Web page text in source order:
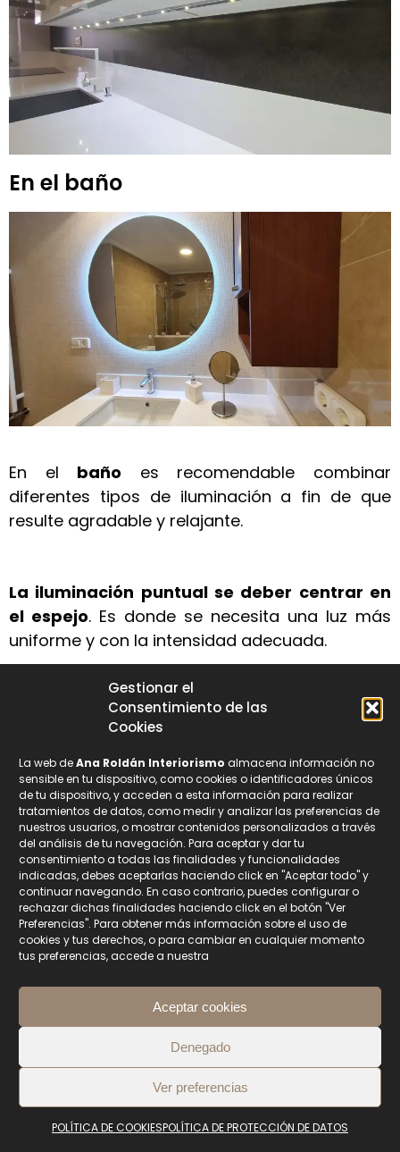
Gestionar el
Consentimiento de las
Cookies
La web deAna Roldán Interiorismo almacena información no
sensible en tu dispositivo, como cookies o identificadores únicos
de tu dispositivo, y acceden a esta información para realizar
tratamientos de datos, como medir y analizar las preferencias de
nuestros usuarios, o mostrar contenidos personalizados a través
del análisis de tu navegación. Para aceptar y dar tu
consentimiento a todas las finalidades y funcionalidades
indicadas, debes aceptarlas haciendo click en "Aceptar todo" y
continuar navegando. En caso contrario, puedes configurar o
rechazar dichas finalidades haciendo click en el botón "Ver
Preferencias". Para obtener más información sobre el uso de
cookies y tus derechos, o para cambiar en cualquier momento
tus preferencias, accede a nuestra
Aceptar cookies
Denegado
Ver preferencias
POLÍTICA DE COOKIESPOLÍTICA DE PROTECCIÓN DE DATOS
En el baño
En el baño es recomendable combinar
diferentes tipos de iluminación a fin de que
resulte agradable y relajante.
La iluminación puntual se deber centrar en
el espejo. Es donde se necesita una luz más
uniforme y con la intensidad adecuada.
La instalación deespejos con iluminación
incorporada es una solución práctica y
decorativa. Los modelos con luz perimetral
están indicados para proporcionar una
iluminación homogénea y sin sombras, de tal
manera que faciliten el afeitado y el maquillaje.
En el mobiliario y paneles